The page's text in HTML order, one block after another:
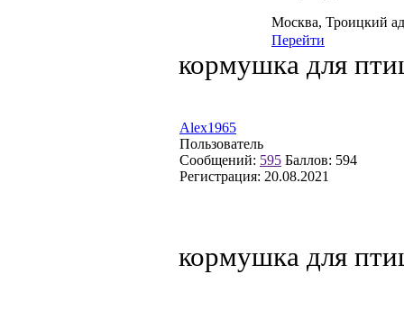
Москва, Троицкий
Перейти
кормушка для
Alex1965
Пользователь
Сообщений: 595 Баллов: 594
Регистрация: 20.08.2021
кормушка для